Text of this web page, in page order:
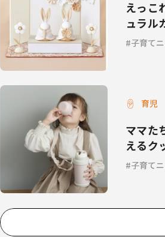
えっこ
ュラル
子育て
育児
ママた
えるク
タイプ
子育て